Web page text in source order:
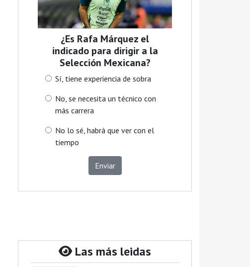
¿Es Rafa Márquez el
indicado para dirigir a la
Selección Mexicana?
Sí, tiene experiencia de sobra
No, se necesita un técnico con
más carrera
No lo sé, habrá que ver con el
tiempo
Enviar
Las más leidas